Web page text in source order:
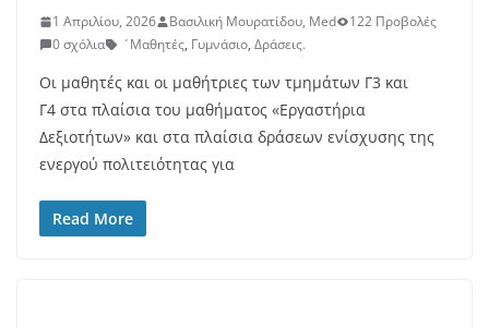
1 Απριλίου, 2026 Βασιλική Μουρατίδου, Med
122 Προβολές
0 σχόλια
΄Μαθητές, Γυμνάσιο, Δράσεις.
Οι μαθητές και οι μαθήτριες των τμημάτων Γ3 και
Γ4 στα πλαίσια του μαθήματος «Εργαστήρια
Δεξιοτήτων» και στα πλαίσια δράσεων ενίσχυσης της
ενεργού πολιτειότητας για
Read More